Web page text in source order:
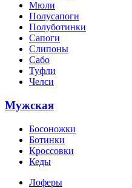
Мюли
Полусапоги
Полуботинки
Сапоги
Слипоны
Сабо
Туфли
Челси
Мужская
Босоножки
Ботинки
Кроссовки
Кеды
Лоферы